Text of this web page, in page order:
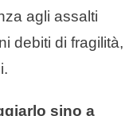
agli assalti
debiti di fragilità,
sino a